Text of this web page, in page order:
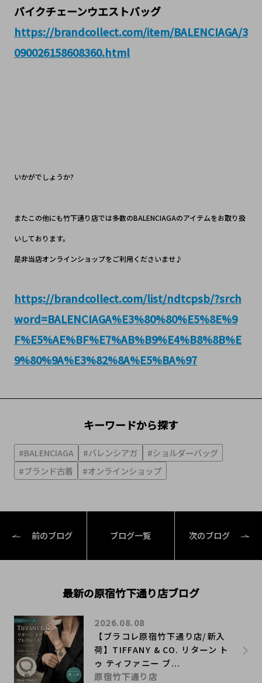
バイクチェーンウエストバッグ
https://brandcollect.com/item/BALENCIAGA/3
090026158608360.html
いかがでしょうか?
またこの他にも竹下通り店では多数のBALENCIAGAのアイテムをお取り扱
いしております。
是非当店オンラインショップをご利用くださいませ♪
https://brandcollect.com/list/ndtcpsb/?srch
word=BALENCIAGA%E3%80%80%E5%8E%9
F%E5%AE%BF%E7%AB%B9%E4%B8%8B%E
9%80%9A%E3%82%8A%E5%BA%97
キーワードから探す
#BALENCIAGA #バレンシアガ
#ショルダーバッグ
#ブランド古着
#オンラインショップ
前のブログ ブログ一覧 次のブログ
最新の原宿竹下通り店ブログ
【ブラコレ原宿竹下通り店/新入
荷】TIFFANY & CO. リターン ト
ゥ ティファニー ブ...
2026.08.08
原宿竹下通り店